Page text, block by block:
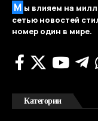
М ы влияем на
сетью новостей
номер один в мире.
Категории